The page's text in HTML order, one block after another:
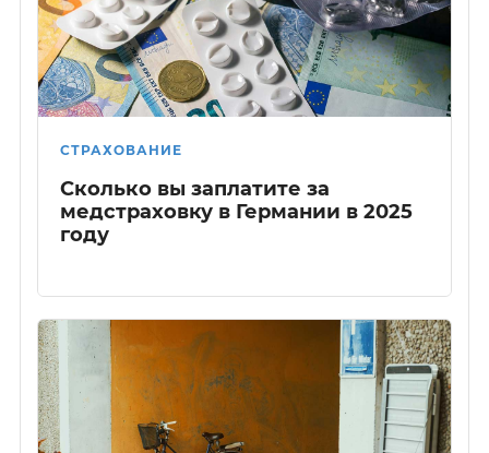
СТРАХОВАНИЕ
Сколько вы заплатите за
медстраховку в Германии в 2025
году